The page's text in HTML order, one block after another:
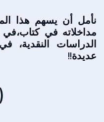
نأمل أن يسهم هذا
مداخلاته في
الدراسات النقدية،
عديدة!!
(2)